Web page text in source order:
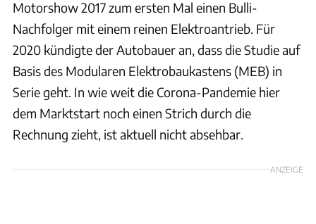
Motorshow 2017 zum ersten Mal einen Bulli-
Nachfolger mit einem reinen Elektroantrieb. Für
2020 kündigte der Autobauer an, dass die Studie auf
Basis des Modularen Elektrobaukastens (MEB) in
Serie geht. In wie weit die Corona-Pandemie hier
dem Marktstart noch einen Strich durch die
Rechnung zieht, ist aktuell nicht absehbar.
ANZEIGE